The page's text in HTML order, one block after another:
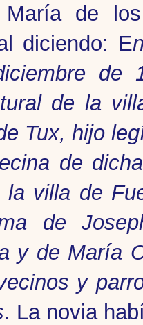
de
diciendo: E
de
de la
Tux, hijo
de
la villa de
de
y de María
y
. La novia